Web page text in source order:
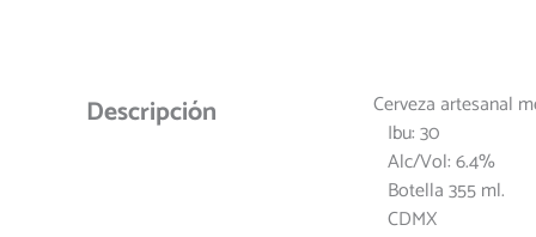
Descripción
Cerveza artesanal
Ibu: 30
Alc/Vol: 6.4%
Botella 355 ml.
CDMX